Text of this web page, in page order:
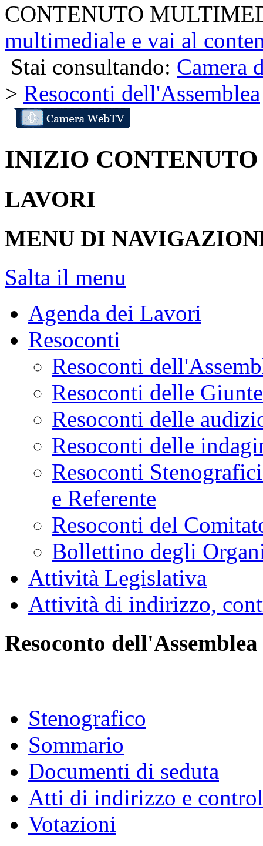
CONTENUTO
multimediale e vai al
Stai consultando: Camera
> Resoconti dell'Assemblea
INIZIO CONTENUTO
LAVORI
MENU DI
Salta il menu
Agenda dei Lavori
Resoconti
Resoconti
Resoconti delle
Resoconti delle
Resoconti delle
Resoconti
e Referente
Resoconti del
Bollettino degli
Attività Legislativa
Attività di indirizzo,
Resoconto dell'Assemblea
Stenografico
Sommario
Documenti di seduta
Atti di indirizzo e
Votazioni